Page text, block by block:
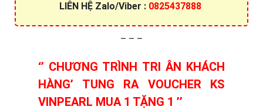
LIÊN HỆ Zalo/Viber : 0825437888
– – –
‘’ CHƯƠNG TRÌNH TRI ÂN KHÁCH
HÀNG’ TUNG RA VOUCHER KS
VINPEARL MUA 1 TẶNG 1 ’’